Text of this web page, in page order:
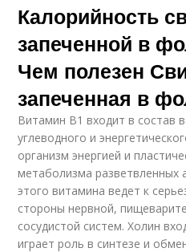
Калорийность
запеченной в
Чем полезен
запеченная в
Витамин В1 входит в состав
углеводного и
организм энергией и
метаболизма разветвленных
этого витамина ведет к
стороны нервной,
сосудистой систем. Холин
играет роль в синтезе и